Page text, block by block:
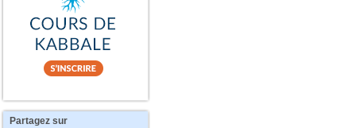
Partagez sur